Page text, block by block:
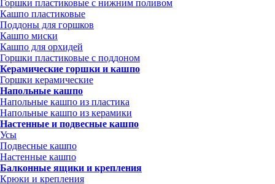
Горшки пластиковые с нижним поливом
Кашпо пластиковые
Поддоны для горшков
Кашпо миски
Кашпо для орхидей
Горшки пластиковые с поддоном
Керамические горшки и кашпо
Горшки керамические
Напольные кашпо
Напольные кашпо из пластика
Напольные кашпо из керамики
Настенные и подвесные кашпо
Усы
Подвесные кашпо
Настенные кашпо
Балконные ящики и крепления
Крюки и крепления